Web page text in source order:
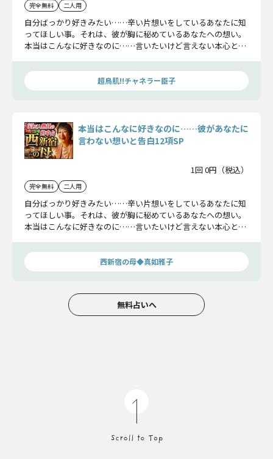
完全無料 二人用
自分ばっかり好きみたい……辛い片想いをしているあなたに知
ってほしい事。それは、彼が胸に秘めているあなたへの想い。
本当はこんなに好きなのに……言いたいけど言えない本心と、
超鳥肌!!チャネラー臣子
本当はこんなに好きなのに……彼があなたに
言わない想いと告白12項SP
1回 0円（税込）
完全無料 二人用
自分ばっかり好きみたい……辛い片想いをしているあなたに知
ってほしい事。それは、彼が胸に秘めているあなたへの想い。
本当はこんなに好きなのに……言いたいけど言えない本心と、
西新宿の母◆真如雅子
無料占いへ